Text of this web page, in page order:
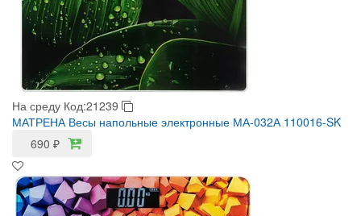
На среду Код:21239
МАТРЕНА Весы напольные электронные МА-032А 110016-SK
690 ₽